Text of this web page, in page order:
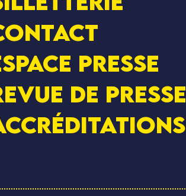
presse
de presse